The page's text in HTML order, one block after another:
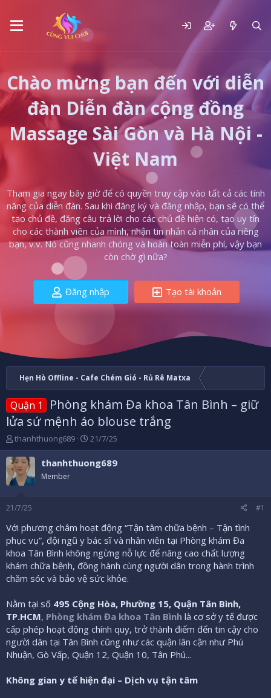
Chào mừng bạn đến với diễn
đàn Diễn đàn cộng đồng
Massage Sài Gòn và Hà Nội -
Việt Nam
Tham gia ngay bây giờ để có quyền truy cập vào tất cả các tính
năng của diễn đàn. Sau khi đăng ký và đăng nhập, bạn sẽ có thể
tạo chủ đề, đăng câu trả lời cho các chủ đề hiện có, tạo uy tín
cho các thành viên của mình, nhận tin nhắn cá nhân của riêng
bạn, v.v. Nó cũng nhanh chóng và hoàn toàn miễn phí, vậy bạn
còn chờ gì nữa?
Đăng nhập Tạo tài khoản
Hẹn Hò Offline - Cafe Chém Gió - Rủ Rê Matxa
Quận 1
Phòng khám Đa khoa Tân Bình – giữ
lửa sứ mệnh áo blouse trắng
B
ắ
t
đ
ầ
thanhthuong689
N
g
à
ầ
u
21/7/25
thanhthuong689
Member
21/7/25 #1
Với phương châm hoạt động “Tận tâm chữa bệnh – Tận tình
phục vụ”, đội ngũ y bác sĩ và nhân viên tại Phòng khám Đa
khoa Tân Bình không ngừng nỗ lực để nâng cao chất lượng
khám chữa bệnh, đồng hành cùng người dân trong hành trình
chăm sóc và bảo vệ sức khỏe.
Nằm tại số 495 Cộng Hòa, Phường 15, Quận Tân Bình,
TP.HCM, Phòng khám Đa khoa Tân Bình là cơ sở y tế được
cấp phép hoạt động chính quy, trở thành điểm đến tin cậy cho
người dân tại Tân Bình cũng như các quận lân cận như Phú
Nhuận, Gò Vấp, Quận 12, Quận 10, Tân Phú...
Không gian y tế hiện đại – Dịch vụ tận tâm